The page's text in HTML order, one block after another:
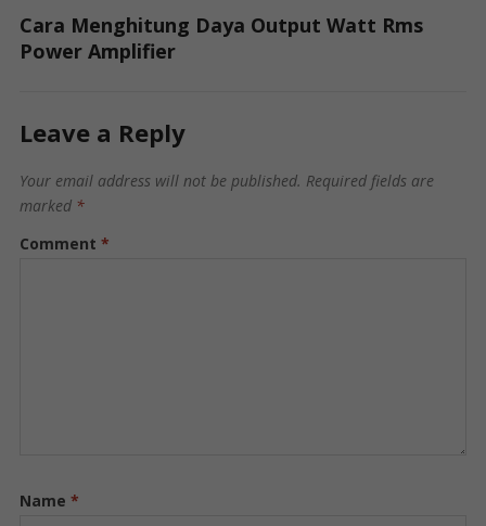
Cara Menghitung Daya Output Watt Rms
Power Amplifier
Leave a Reply
Your email address will not be published. Required fields are
marked *
Comment *
Name *